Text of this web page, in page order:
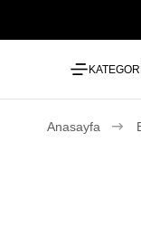
Anasayfa